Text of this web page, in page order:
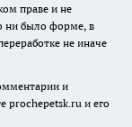
праве и не
ни было форме, в
не иначе
и
prochepetsk.ru и его